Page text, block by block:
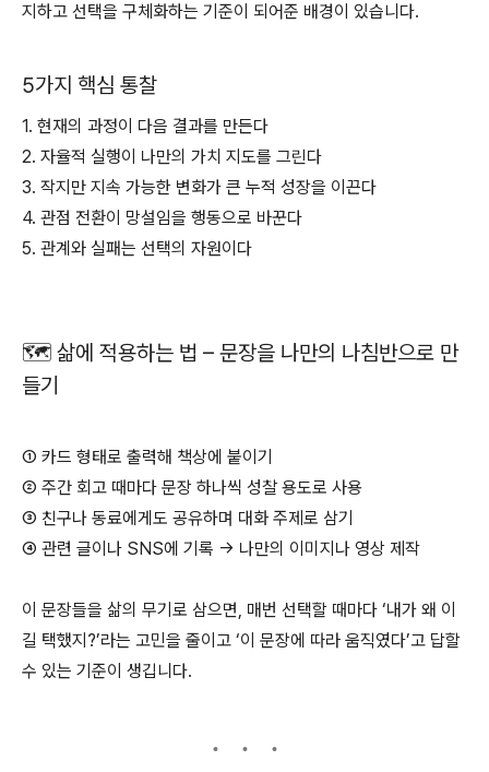
지하고 선택을 구체화하는 기준이 되어준 배경이 있습니다.
5가지 핵심 통찰
1. 현재의 과정이 다음 결과를 만든다
2. 자율적 실행이 나만의 가치 지도를 그린다
3. 작지만 지속 가능한 변화가 큰 누적 성장을 이끈다
4. 관점 전환이 망설임을 행동으로 바꾼다
5. 관계와 실패는 선택의 자원이다
🗺️ 삶에 적용하는 법 – 문장을 나만의 나침반으로 만
들기
① 카드 형태로 출력해 책상에 붙이기
② 주간 회고 때마다 문장 하나씩 성찰 용도로 사용
③ 친구나 동료에게도 공유하며 대화 주제로 삼기
④ 관련 글이나 SNS에 기록 → 나만의 이미지나 영상 제작
이 문장들을 삶의 무기로 삼으면, 매번 선택할 때마다 ‘내가 왜 이
길 택했지?’라는 고민을 줄이고 ‘이 문장에 따라 움직였다’고 답할
수 있는 기준이 생깁니다.